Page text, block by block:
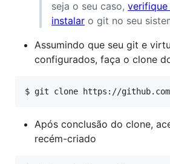
seja o seu caso, verifique
instalar o git no seu
Assumindo que seu git e
configurados, faça o clone
$ git clone https://
Após conclusão do clone,
recém-criado